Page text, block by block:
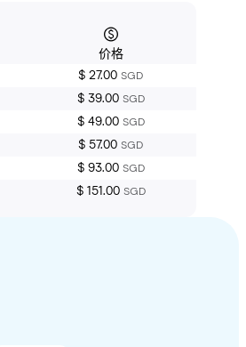
价格
$ 27.00 SGD
$ 39.00 SGD
$ 49.00 SGD
$ 57.00 SGD
$ 93.00 SGD
$ 151.00 SGD